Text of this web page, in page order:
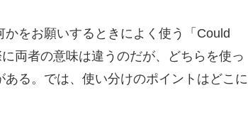
をお願いするときによく使う「Could
両者の意味は違うのだが、どちらを使っ
る。では、使い分けのポイントはどこに